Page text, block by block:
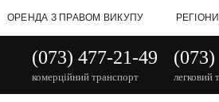
ОРЕНДА З ПРАВОМ ВИКУПУ
(073) 477-21-49
комерційний транспорт легковий